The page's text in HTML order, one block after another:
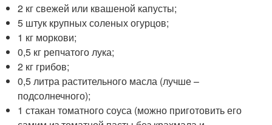
2 кг свежей или квашеной капусты;
5 штук крупных соленых огурцов;
1 кг моркови;
0,5 кг репчатого лука;
2 кг грибов;
0,5 литра растительного масла (лучше –
подсолнечного);
1 стакан томатного соуса (можно приготовить его